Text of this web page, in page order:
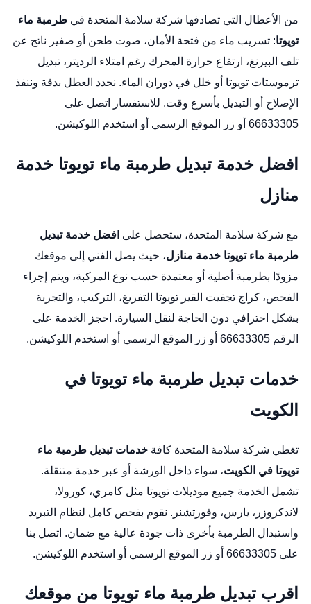
من الأعطال التي تصادفها شركة سلامة المتحدة في طرمبة ماء
تويوتا: تسريب ماء من فتحة الأمان، صوت طحن أو صفير ناتج عن
تلف البيرنغ، ارتفاع حرارة المحرك رغم امتلاء الرديتر، تبديل
ترموستات تويوتا أو خلل في دوران الماء. نحدد العطل بدقة وننفذ
الإصلاح أو التبديل بأسرع وقت. للاستفسار اتصل على
66633305 أو زر
الموقع الرسمي أو استخدم اللوكيشن.
افضل خدمة تبديل طرمبة ماء تويوتا خدمة
منازل
مع شركة سلامة المتحدة، ستحصل على افضل خدمة تبديل
طرمبة ماء تويوتا خدمة منازل، حيث يصل الفني إلى موقعك
مزودًا بطرمبة أصلية أو معتمدة حسب نوع المركبة، ويتم إجراء
الفحص، كراج تجفيت القير تويوتا التفريغ، التركيب، والتجربة
بشكل احترافي دون الحاجة لنقل السيارة. احجز الخدمة على
الرقم 66633305 أو زر
الموقع الرسمي أو استخدم اللوكيشن.
خدمات تبديل طرمبة ماء تويوتا في
الكويت
تغطي شركة سلامة المتحدة كافة خدمات تبديل طرمبة ماء
تويوتا في الكويت، سواء داخل الورشة أو عبر خدمة متنقلة.
تشمل الخدمة جميع موديلات تويوتا مثل كامري، كورولا،
لاندكروزر، يارس، وفورتشنر. نقوم بفحص كامل لنظام التبريد
واستبدال الطرمبة بأخرى ذات جودة عالية مع ضمان. اتصل بنا
على 66633305 أو زر
الموقع الرسمي أو استخدم اللوكيشن.
اقرب تبديل طرمبة ماء تويوتا من موقعك